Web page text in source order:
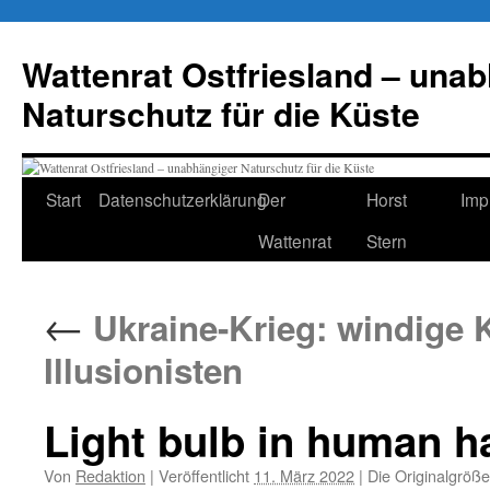
springen
Wattenrat Ostfriesland –
Naturschutz für die Küste
Start DatenschutzerklärungDer
Wattenrat
Horst
Stern
← Ukraine-Krieg: windige
Illusionisten
Light bulb in human
Von Redaktion | Veröffentlicht 11. März 2022 | Die